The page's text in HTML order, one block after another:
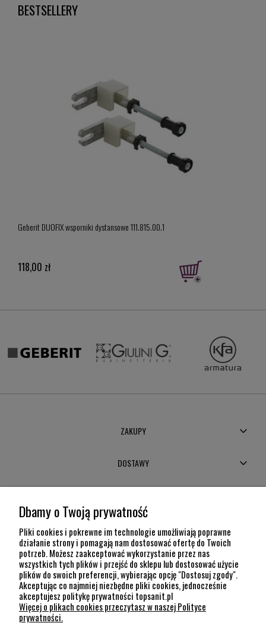
BESTSELLERY
Geberit DUOFIX wsporniki dystansowe 111.815.00.1
118,00 zł
ZAKUPY
DOSTAWY
POMOC
INFORMACJE
KONTAKT
12 307 26 20
Kraków, 30-704 Na Dołach 8
Dbamy o Twoją prywatność
Pliki cookies i pokrewne im technologie umożliwiają poprawne
działanie strony i pomagają nam dostosować ofertę do Twoich
potrzeb. Możesz zaakceptować wykorzystanie przez nas
wszystkich tych plików i przejść do sklepu lub dostosować użycie
plików do swoich preferencji, wybierając opcję "Dostosuj zgody".
Akceptując co najmniej niezbędne pliki cookies, jednocześnie
akceptujesz politykę prywatności topsanit.pl
Więcej o plikach cookies przeczytasz w naszej Polityce
prywatności.